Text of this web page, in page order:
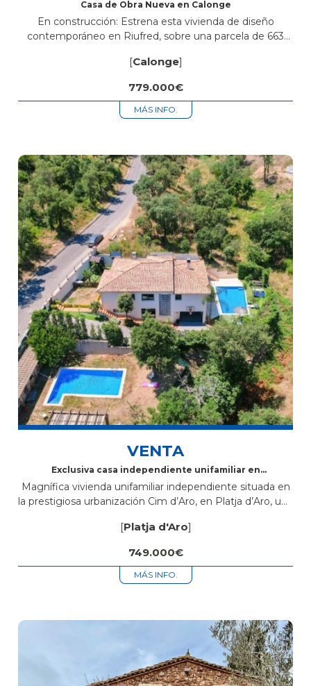
Casa de Obra Nueva en Calonge
En construcción: Estrena esta vivienda de diseño
contemporáneo en Riufred, sobre una parcela de 663
propiedad ofrece 4 dormitorios...
[Calonge]
779.000€
MÁS INFO.
VENTA
Exclusiva casa independiente unifamiliar en
Magnífica vivienda unifamiliar independiente situada en
la prestigiosa urbanización Cim d’Aro, en Platja d’Aro, una
para vivir todo el año o...
[Platja d'Aro]
749.000€
MÁS INFO.